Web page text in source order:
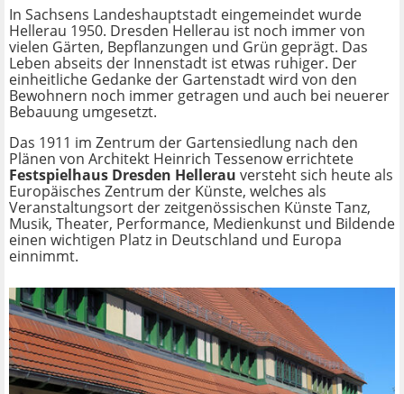
In Sachsens Landeshauptstadt eingemeindet wurde
Hellerau 1950. Dresden Hellerau ist noch immer von
vielen Gärten, Bepflanzungen und Grün geprägt. Das
Leben abseits der Innenstadt ist etwas ruhiger. Der
einheitliche Gedanke der Gartenstadt wird von den
Bewohnern noch immer getragen und auch bei neuerer
Bebauung umgesetzt.
Das 1911 im Zentrum der Gartensiedlung nach den
Plänen von Architekt Heinrich Tessenow errichtete
Festspielhaus Dresden Hellerau versteht sich heute als
Europäisches Zentrum der Künste, welches als
Veranstaltungsort der zeitgenössischen Künste Tanz,
Musik, Theater, Performance, Medienkunst und Bildende
einen wichtigen Platz in Deutschland und Europa
einnimmt.